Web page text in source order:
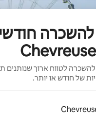
להשכרה
להשכרה לטווח ארוך שנותנים
של חודש או יותר.
יהיו זמינות, יש לנווט עם